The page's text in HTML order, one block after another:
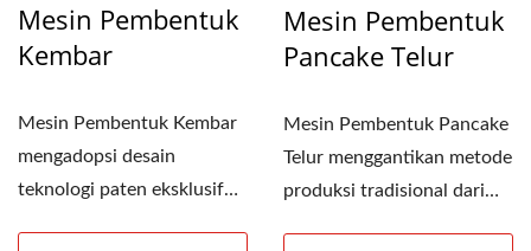
Mesin Pembentuk
Kembar
Mesin Pembentuk Kembar
mengadopsi desain
teknologi paten eksklusif
Mesin Pembentuk
Pancake Telur
Mesin Pembentuk Pancake
Telur menggantikan metode
produksi tradisional dari